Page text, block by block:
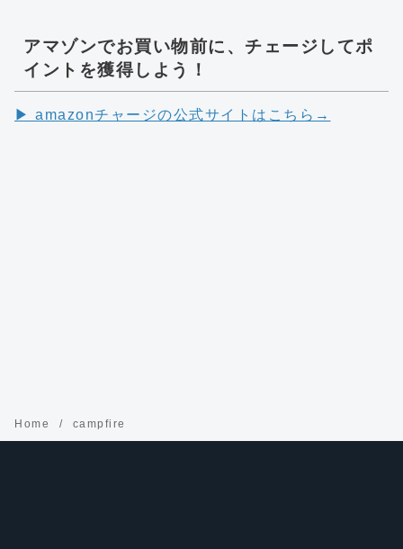
アマゾンでお買い物前に、チェージしてポ
イントを獲得しよう！
▶︎ amazonチャージの公式サイトはこちら→
Home campfire